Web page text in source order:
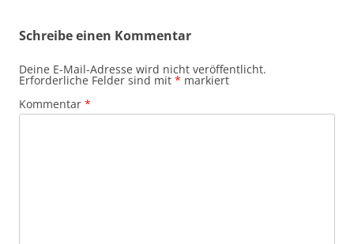
Schreibe einen Kommentar
Deine E-Mail-Adresse wird nicht veröffentlicht.
Erforderliche Felder sind mit * markiert
Kommentar *